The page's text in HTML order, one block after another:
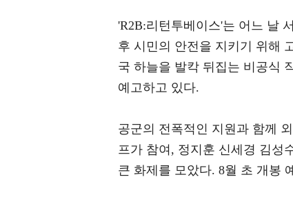
'R2B:리턴투베이스'는 어느 날
후 시민의 안전을 지키기 위해
국 하늘을 발칵 뒤집는 비공식
예고하고 있다.
공군의 전폭적인 지원과 함께
프가 참여, 정지훈 신세경 김성
큰 화제를 모았다. 8월 초 개봉